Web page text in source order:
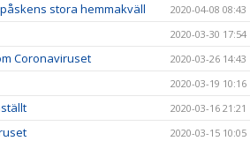
stora hemmakväll 2020-04-08 08:43
2020-03-30 17:54
Coronaviruset 2020-03-26 14:43
2020-03-19 10:16
2020-03-16 21:21
2020-03-15 10:05